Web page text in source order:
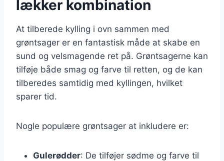
lækker kombination
At tilberede kylling i ovn sammen med
grøntsager er en fantastisk måde at skabe en
sund og velsmagende ret på. Grøntsagerne kan
tilføje både smag og farve til retten, og de kan
tilberedes samtidig med kyllingen, hvilket
sparer tid.
Nogle populære grøntsager at inkludere er:
Gulerødder: De tilføjer sødme og farve til